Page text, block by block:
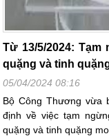
Từ 13/5/2024:
quặng và tinh
05/04/2024 08:16
Bộ Công Thương vừa
định về việc tạm
quặng và tinh quặng